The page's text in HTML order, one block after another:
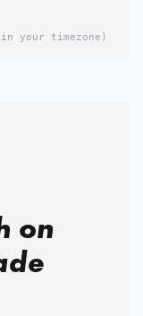
your timezone)
on